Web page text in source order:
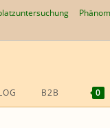
B2B 0